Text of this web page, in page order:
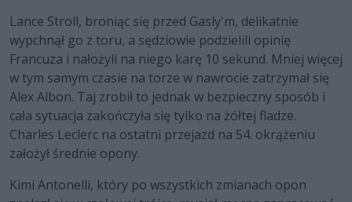
Lance Stroll, broniąc się przed Gasly'm, delikatnie
wypchnął go z toru, a sędziowie podzielili opinię
Francuza i nałożyli na niego karę 10 sekund. Mniej więcej
w tym samym czasie na torze w nawrocie zatrzymał się
Alex Albon. Taj zrobił to jednak w bezpieczny sposób i
cała sytuacja zakończyła się tylko na żółtej fladze.
Charles Leclerc na ostatni przejazd na 54. okrążeniu
założył średnie opony.
Kimi Antonelli, który po wszystkich zmianach opon